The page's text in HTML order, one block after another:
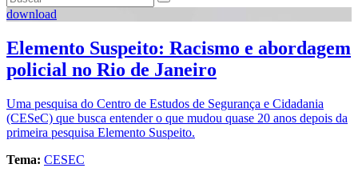
download
Elemento Suspeito: Racismo e abordagem
policial no Rio de Janeiro
Uma pesquisa do Centro de Estudos de Segurança e Cidadania
(CESeC) que busca entender o que mudou quase 20 anos depois da
primeira pesquisa Elemento Suspeito.
Tema: CESEC